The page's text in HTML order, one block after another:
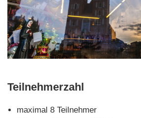
Teilnehmerzahl
maximal 8 Teilnehmer